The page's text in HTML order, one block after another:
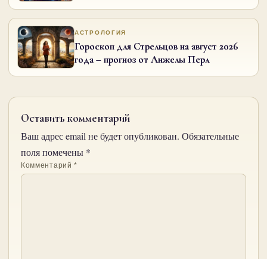
АСТРОЛОГИЯ
Гороскоп для Стрельцов на август 2026
года – прогноз от Анжелы Перл
Оставить комментарий
Ваш адрес email не будет опубликован. Обязательные
поля помечены *
Комментарий*